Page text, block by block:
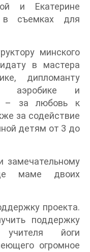
и Екатерине
съемках для
минского
в мастера
дипломанту
аэробике и
– за любовь к
за содействие
детям от 3 до
замечательному
маме двоих
проекта.
поддержку
йоги
огромное